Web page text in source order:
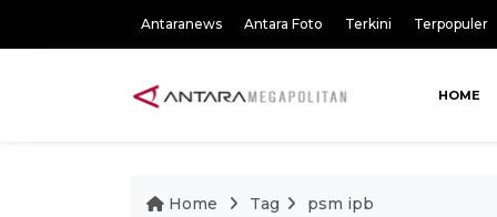
Antaranews Antara Foto Terkini Terpopuler
HOME
Home Tag psm ipb